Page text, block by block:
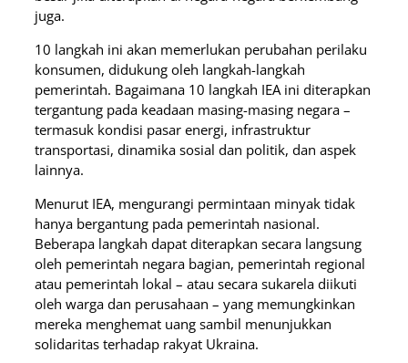
juga.
10 langkah ini akan memerlukan perubahan perilaku
konsumen, didukung oleh langkah-langkah
pemerintah. Bagaimana 10 langkah IEA ini diterapkan
tergantung pada keadaan masing-masing negara –
termasuk kondisi pasar energi, infrastruktur
transportasi, dinamika sosial dan politik, dan aspek
lainnya.
Menurut IEA, mengurangi permintaan minyak tidak
hanya bergantung pada pemerintah nasional.
Beberapa langkah dapat diterapkan secara langsung
oleh pemerintah negara bagian, pemerintah regional
atau pemerintah lokal – atau secara sukarela diikuti
oleh warga dan perusahaan – yang memungkinkan
mereka menghemat uang sambil menunjukkan
solidaritas terhadap rakyat Ukraina.